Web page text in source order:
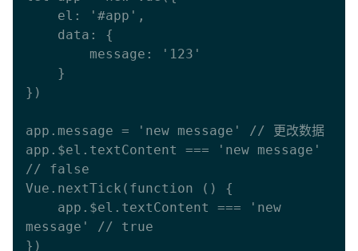
})
app.message = 'new message' // 更改数据
app.$el.textContent === 'new message'
// false
Vue.nextTick(function () {
message' // true